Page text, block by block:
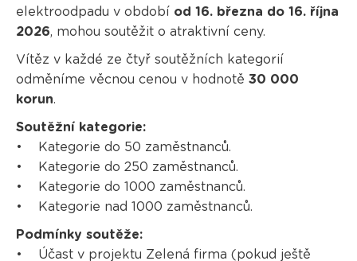
elektroodpadu v období od 16. března do 16. října
2026, mohou soutěžit o atraktivní ceny.
Vítěz v každé ze čtyř soutěžních kategorií
odměníme věcnou cenou v hodnotě 30 000
korun.
Soutěžní kategorie:
• Kategorie do 50 zaměstnanců.
• Kategorie do 250 zaměstnanců.
• Kategorie do 1000 zaměstnanců.
• Kategorie nad 1000 zaměstnanců.
Podmínky soutěže:
• Účast v projektu Zelená firma (pokud ještě